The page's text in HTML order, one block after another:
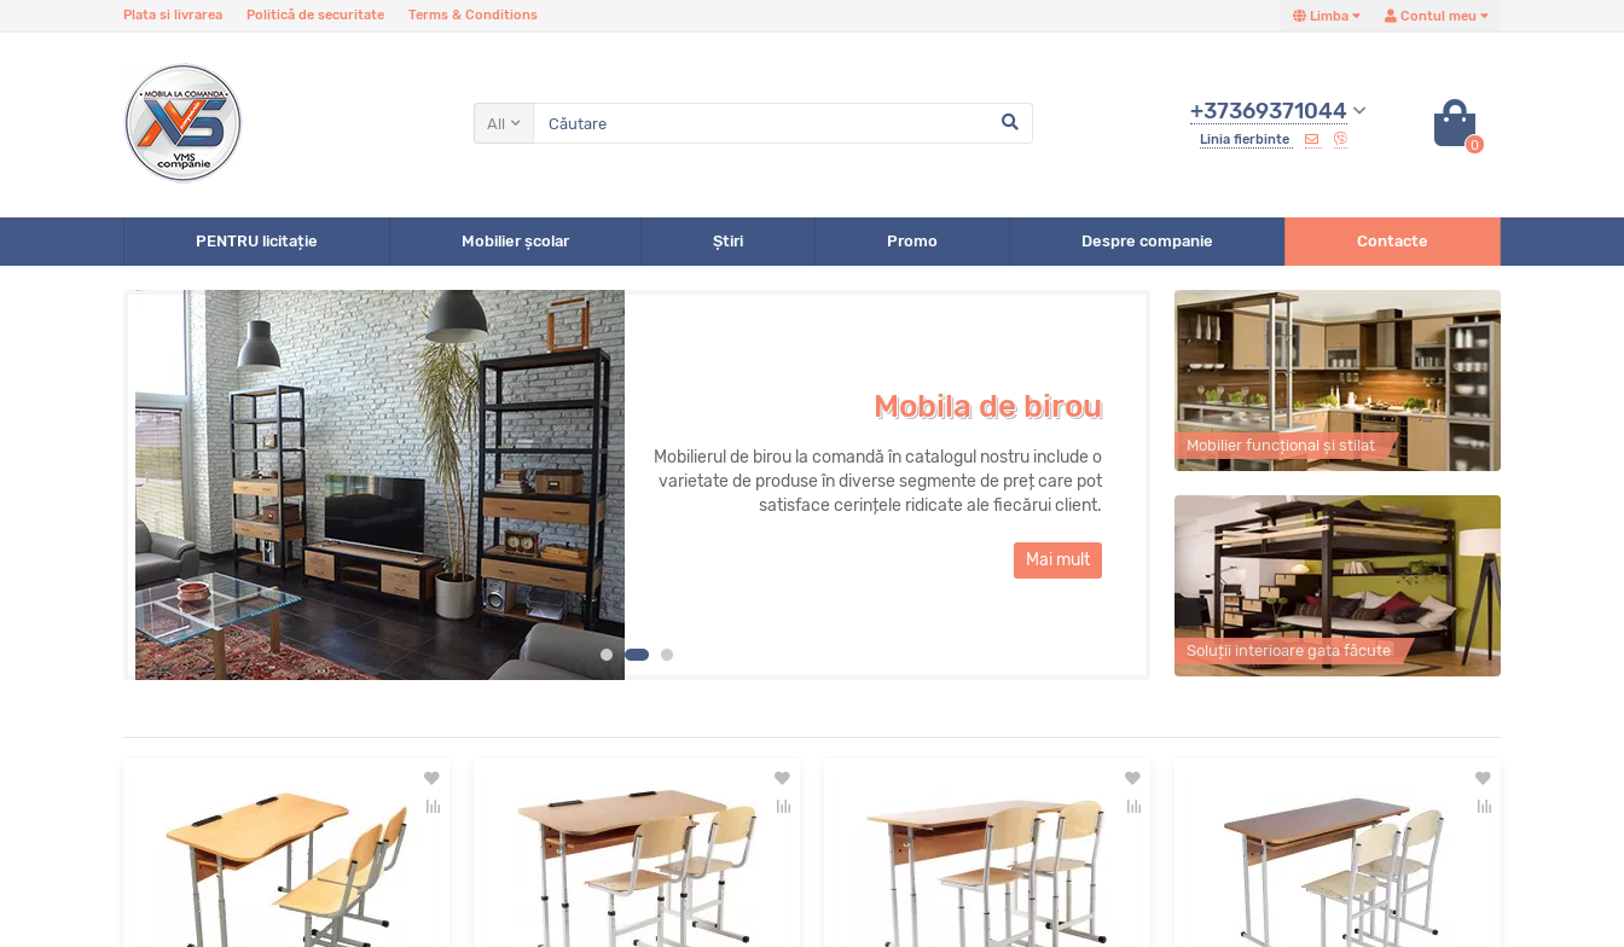
Contul meu
Limba
Plata si livrarea Politică de securitate Terms & Conditions
+37369371044
Linia fierbinte 0
All
PENTRU licitație Mobilier școlar Știri Promo Despre companie Contacte
Mobila in stil LOFT!
Am realizat mobilier stil loft pentru orice tip de incapere, mii
de obiecte de interior bazate pe proiecte 3D.Portofoliul
nostru cuprinde modele de mobilier pentru apartamente,
cafenele, case, realizate de la o schita pana la cele mai mici
detalii de decor!
Mobilier funcțional și stilat
Soluții interioare gata făcute